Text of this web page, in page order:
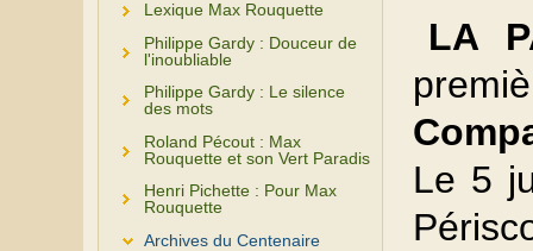
Lexique Max Rouquette
Philippe Gardy : Douceur de
l'inoubliable
Philippe Gardy : Le silence
des mots
Roland Pécout : Max
Rouquette et son Vert Paradis
Henri Pichette : Pour Max
Rouquette
Archives du Centenaire
LA
Le 5